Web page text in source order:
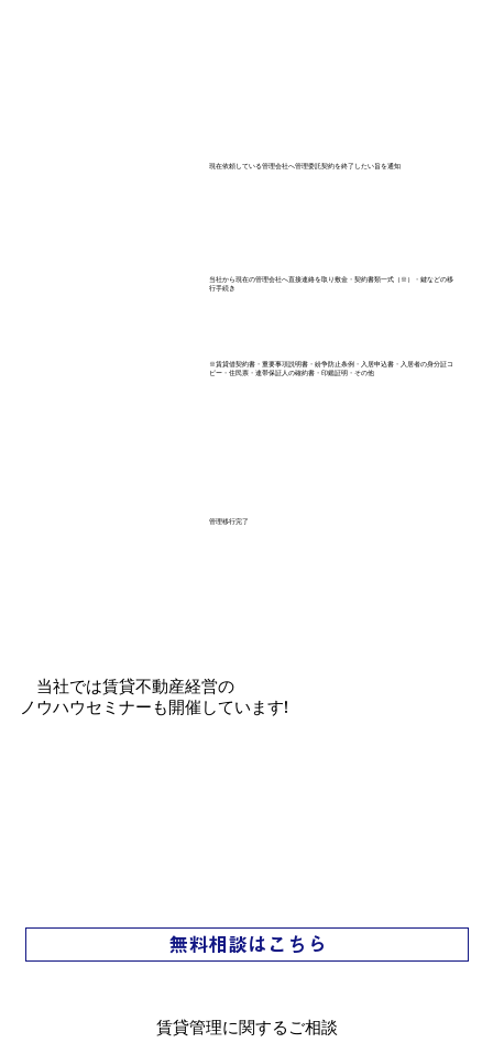
当社から現在の管理会社へ直接連絡を取り敷金・契約書類一式（※）・鍵などの移
行手続き
管理移行完了
現在依頼している管理会社へ管理委託契約を終了したい旨を通知
※賃貸借契約書・重要事項説明書・​紛争防止条例・入居申込書・入居者の身分証コ
ピー・住民票・連帯保証人の確約書・印鑑証明・その他
当社では賃貸不動産経営の
ノウハウセミナーも開催しています!
無料相談はこちら
賃貸管理に関するご相談